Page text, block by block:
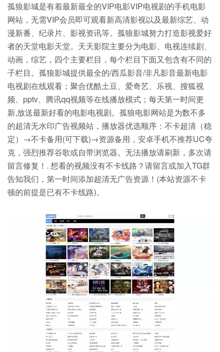
孤狼影城是有着最新最全的VIP电影VIP电视剧的手机电影
网站，无需VIP会员即可观看新高清影视以及最新综艺、动
漫新番、纪录片、影视资讯等。孤狼影城努力打造影视爱好
者的天堂电影天堂。天天影院主要分为电影、电视连续剧、
动画，综艺，四个主要栏目，每个栏目下面又包含有不同的
子栏目。孤狼影城提供最全的/西瓜影音/非凡影音最新电影
电视剧在线观看；聚合优酷土豆、爱奇艺、乐视、搜狐视
频、pptv、腾讯qq视频等在线播放模式；每天第一时间更
新,放送最新好看的电影电视剧。孤狼电影网站是为数不多
的超清无水印广告视频站，播放器优选顺序：不卡超清（稳
定）→不卡备用(可下载)→资源备用，安卓手机不推荐UC夸
克，强烈推荐谷歌或自带浏览器。无法播放请刷新，多次请
留言修复！. 想看的视频没有不卡线路？请留言或加入TG群
告知我们，第一时间添加超清无广告资源！(本站资源不卡
顿的前提是已有不卡线路)。